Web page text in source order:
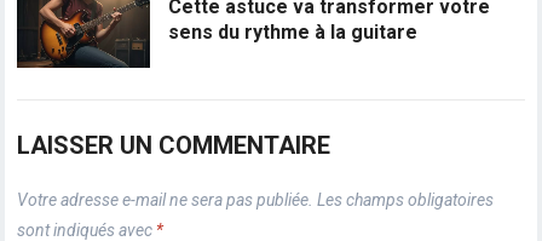
Cette astuce va transformer votre
sens du rythme à la guitare
LAISSER UN COMMENTAIRE
Votre adresse e-mail ne sera pas publiée. Les champs obligatoires
sont indiqués avec *